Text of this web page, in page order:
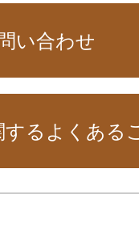
い合わせ
するよくある